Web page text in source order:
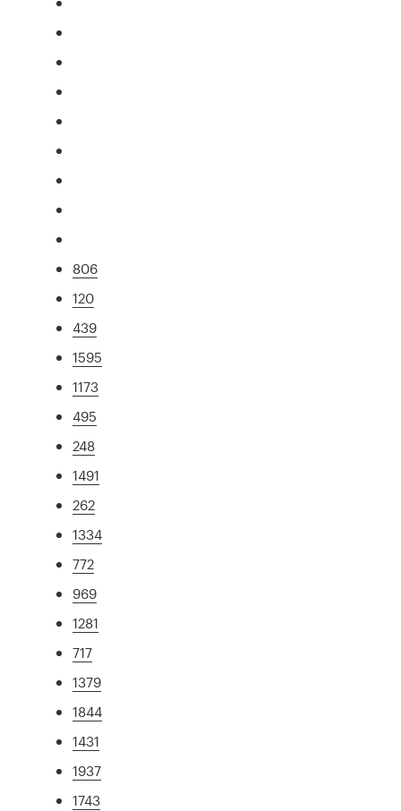
806
120
439
1595
1173
495
248
1491
262
1334
772
969
1281
717
1379
1844
1431
1937
1743